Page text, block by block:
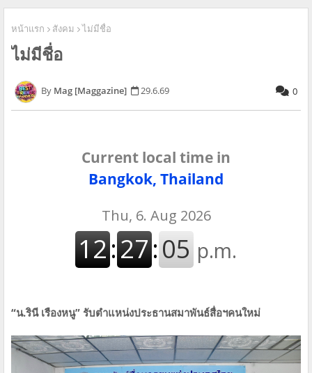
หน้าแรก สังคม ไม่มีชื่อ
ไม่มีชื่อ
Mag [Maggazine] 29.6.69 0
Current local time in
Bangkok, Thailand
“น.รินี เรืองหนู” รับตำแหน่งประธานสมาพันธ์สื่อฯคนใหม่